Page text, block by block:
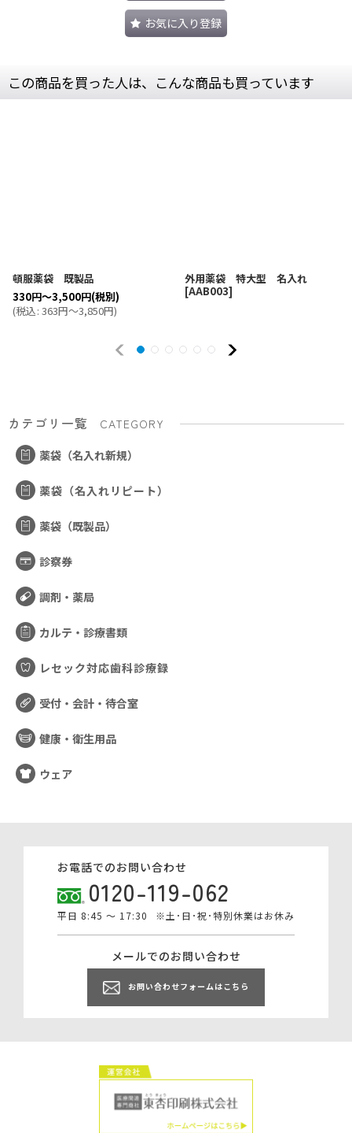
お気に入り登録
この商品を買った人は、こんな商品も買っています
頓服薬袋 既製品
330円～3,500円(税別)
(税込: 363円～3,850円)
外用薬袋 特大型 名入れ
[AAB003]
カテゴリ一覧
CATEGORY
薬袋（名入れ新規）
薬袋（名入れリピート）
薬袋（既製品）
診察券
調剤・薬局
カルテ・診療書類
レセック対応歯科診療録
受付・会計・待合室
健康・衛生用品
ウェア
お電話でのお問い合わせ
0120-119-062
平日 8:45 ～ 17:30 ※土･日･祝･特別休業はお休み
メールでのお問い合わせ
お問い合わせフォームはこちら